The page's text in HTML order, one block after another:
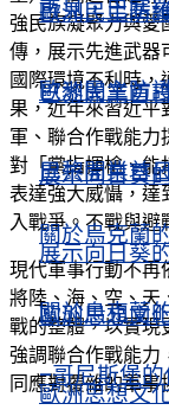
歐洲民主防
巴黎開業首
展示向日葵
關於烏克蘭
歐洲思想文
–哥尼斯堡
再見，巴塞
歐洲民主防
巴黎開業首
展示向日葵
關於烏克蘭
歐洲思想文
強民族凝聚力與愛
傳，展示先進武器
國際環境不利時
果，近年來習近平
軍、聯合作戰能力
對「黨指揮槍、能
表達強大威懾，達
入戰爭。不戰與避
現代軍事行動不再
將陸、海、空、天
戰的整體，以實現
強調聯合作戰能力
同應對覆雜的軍事